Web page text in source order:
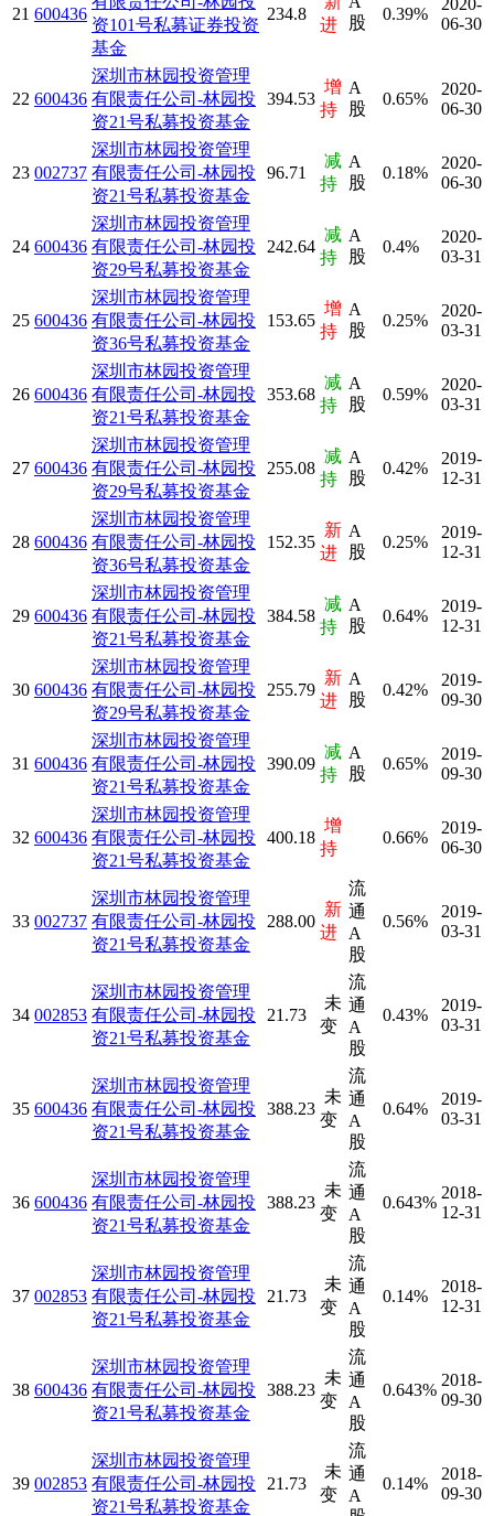
21 600436
资101号私募证券投资
基金
234.8
进
股
0.39%
06-30
22 600436
深圳市林园投资管理
有限责任公司-林园投
资21号私募投资基金
394.53
增
持
A
股
0.65%
2020-
06-30
23 002737
深圳市林园投资管理
有限责任公司-林园投
资21号私募投资基金
96.71
减
持
A
股
0.18%
2020-
06-30
24 600436
深圳市林园投资管理
有限责任公司-林园投
资29号私募投资基金
242.64
减
持
A
股
0.4%
2020-
03-31
25 600436
深圳市林园投资管理
有限责任公司-林园投
资36号私募投资基金
153.65
增
持
A
股
0.25%
2020-
03-31
26 600436
深圳市林园投资管理
有限责任公司-林园投
资21号私募投资基金
353.68
减
持
A
股
0.59%
2020-
03-31
27 600436
深圳市林园投资管理
有限责任公司-林园投
资29号私募投资基金
255.08
减
持
A
股
0.42%
2019-
12-31
28 600436
深圳市林园投资管理
有限责任公司-林园投
资36号私募投资基金
152.35
新
进
A
股
0.25%
2019-
12-31
29 600436
深圳市林园投资管理
有限责任公司-林园投
资21号私募投资基金
384.58
减
持
A
股
0.64%
2019-
12-31
30 600436
深圳市林园投资管理
有限责任公司-林园投
资29号私募投资基金
255.79
新
进
A
股
0.42%
2019-
09-30
31 600436
深圳市林园投资管理
有限责任公司-林园投
资21号私募投资基金
390.09
减
持
A
股
0.65%
2019-
09-30
32 600436
深圳市林园投资管理
有限责任公司-林园投
资21号私募投资基金
400.18
增
持
0.66%
2019-
06-30
33 002737
深圳市林园投资管理
有限责任公司-林园投
资21号私募投资基金
288.00
新
进
流
通
A
股
0.56%
2019-
03-31
34 002853
深圳市林园投资管理
有限责任公司-林园投
资21号私募投资基金
21.73
未
变
流
通
A
股
0.43%
2019-
03-31
35 600436
深圳市林园投资管理
有限责任公司-林园投
资21号私募投资基金
388.23
未
变
流
通
A
股
0.64%
2019-
03-31
36 600436
深圳市林园投资管理
有限责任公司-林园投
资21号私募投资基金
388.23
未
变
流
通
A
股
0.643%
2018-
12-31
37 002853
深圳市林园投资管理
有限责任公司-林园投
资21号私募投资基金
21.73
未
变
流
通
A
股
0.14%
2018-
12-31
38 600436
深圳市林园投资管理
有限责任公司-林园投
资21号私募投资基金
388.23
未
变
流
通
A
股
0.643%
2018-
09-30
39 002853
深圳市林园投资管理
有限责任公司-林园投
资21号私募投资基金
21.73
未
变
流
通
A
0.14%
2018-
09-30